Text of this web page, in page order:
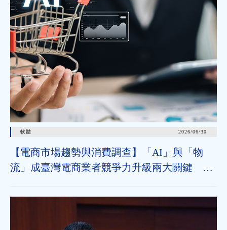
軟體 2026/06/30
【電商市場趨勢與消費調查】「AI」與「物
流」成臺灣電商業者競爭力升級兩大關鍵 近
超取